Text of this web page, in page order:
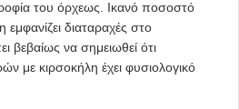
του όρχεως. Ικανό ποσοστό
διαταραχές στο
βεβαίως να σημειωθεί ότι
με κιρσοκήλη έχει φυσιολογικό